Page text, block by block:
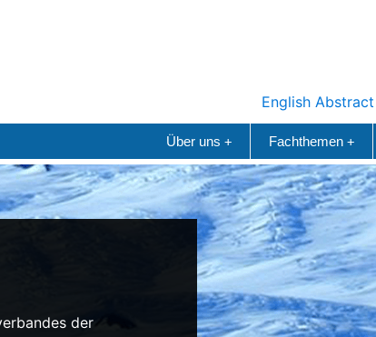
English Abstract
+
Über uns +
Fachthemen
der